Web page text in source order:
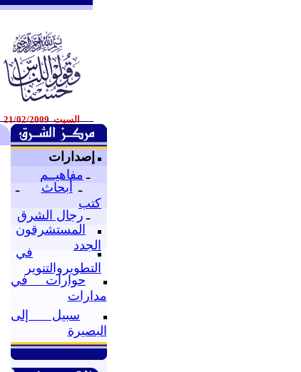
السبت 21/02/2009
إصدارات
ـ مفاهيــم
ـ
أبحاث
ـ
كتب
ـ رجال الشرق
المستشرقون
الجدد
في
التطويروالتنوير
حوارات في
مدارات
سبيل إلى
البصيرة